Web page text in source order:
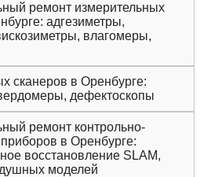
ремонт измерительных
адгезиметры,
влагомеры,
сканеров в Оренбурге:
дефектоскопы
ремонт контрольно-
в Оренбурге:
восстановление SLAM,
моделей